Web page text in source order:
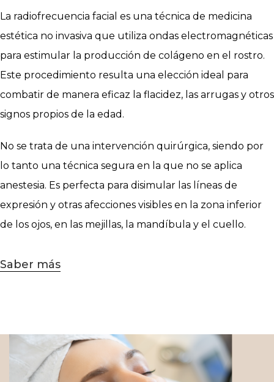
La radiofrecuencia facial es una técnica de medicina
estética no invasiva que utiliza ondas electromagnéticas
para estimular la producción de colágeno en el rostro.
Este procedimiento resulta una elección ideal para
combatir de manera eficaz la flacidez, las arrugas y otros
signos propios de la edad.
No se trata de una intervención quirúrgica, siendo por
lo tanto una técnica segura en la que no se aplica
anestesia. Es perfecta para disimular las líneas de
expresión y otras afecciones visibles en la zona inferior
de los ojos, en las mejillas, la mandíbula y el cuello.
Saber más